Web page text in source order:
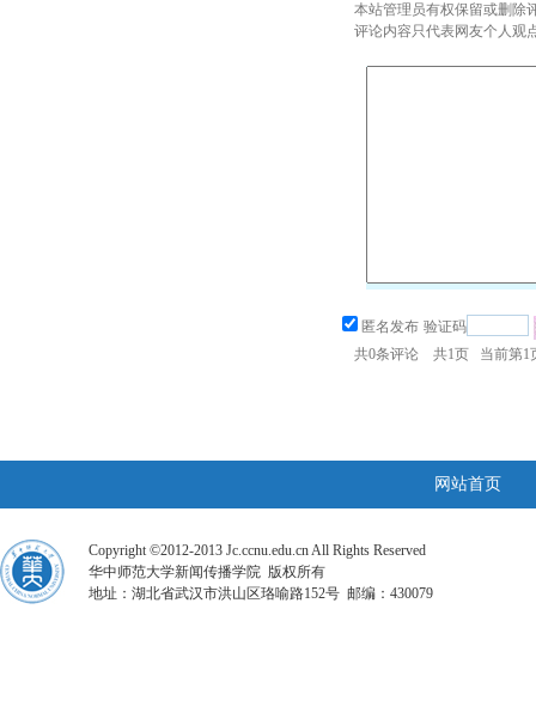
本站管理员有权保留或删除
评论内容只代表网友个人观
匿名发布 验证码
共0条评论 共1页 当前第1
网站首页
Copyright ©2012-2013 Jc.ccnu.edu.cn All Rights Reserved
华中师范大学新闻传播学院 版权所有
地址：湖北省武汉市洪山区珞喻路152号 邮编：430079